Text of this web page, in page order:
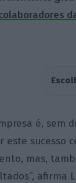
é, sem
sucesso
mas,
afirma